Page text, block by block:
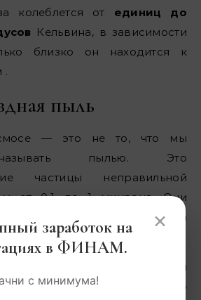
колеблется от единиц до
Кельвина, в зависимости
близко он находится к
.
пыль
— это не то, что мы
пылью. Это
частицы неправильной
от 0,1 до 1 микрона. Они
или графита, а иногда
замёрзших газов .
неравномерно, образуя
которые могут полностью
×
заработок на
в ФИНАМ.
с минимума!